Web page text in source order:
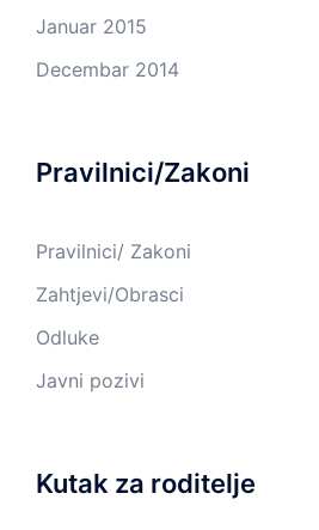
Januar 2015
Decembar 2014
Pravilnici/Zakoni
Pravilnici/ Zakoni
Zahtjevi/Obrasci
Odluke
Javni pozivi
Kutak za roditelje